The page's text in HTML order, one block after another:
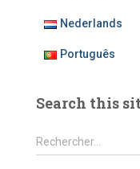
Nederlands
Português
Search this
R
e
Rechercher…